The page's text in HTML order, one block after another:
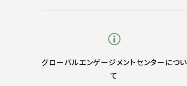
グローバルエンゲージメントセンターについ
て